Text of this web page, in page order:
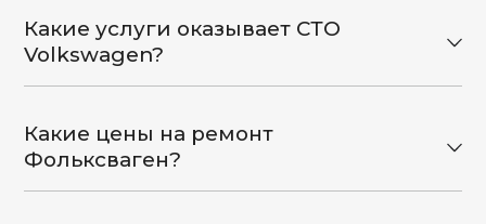
Какие услуги оказывает СТО
Volkswagen?
Какие цены на ремонт
Фольксваген?